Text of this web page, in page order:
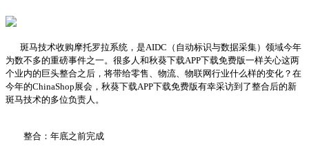
斑马技术收购摩托罗拉系统，是AIDC（自动标识与数据采集）领域今年
为数不多的重磅事件之一。很多人和秋葵下载APP下载免费版一样关心这两
个业内的巨头整合之后，将带给零售、物流、物联网行业什么样的变化？在
今年的ChinaShop展会，秋葵下载APP下载免费版有幸采访到了整合后的新
斑马技术的多位负责人。
整合：年底之前完成